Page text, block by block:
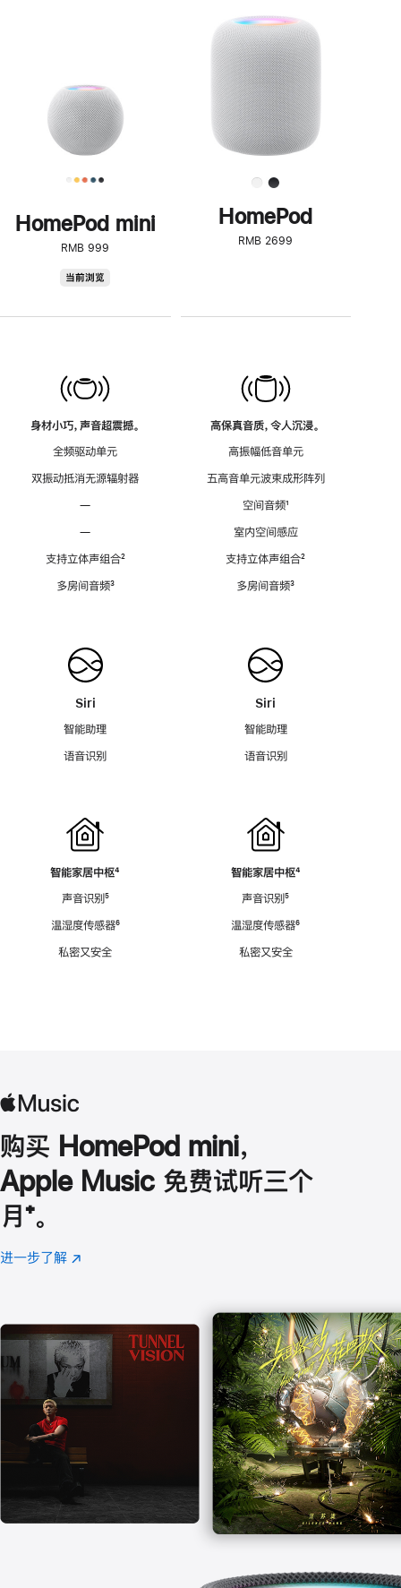
HomePod mini
RMB 999
当前浏览
身材小巧，声音超震撼。
全频驱动单元
双振动抵消无源辐射器
—
—
支持立体声组合脚
²
多房间音频脚
³
Siri
智能助理
语音识别
智能家居中枢脚
⁴
声音识别脚
⁵
温湿度传感器脚
⁶
私密又安全
步
了
解
HomePod<
HomePod
RMB 2699
高保真音质，令人沉浸。
高振幅低音单元
五高音单元波束成形阵列
空间音频脚
¹
室内空间感应
支持立体声组合脚
²
多房间音频脚
³
Siri
智能助理
语音识别
智能家居中枢脚
⁴
声音识别脚
⁵
温湿度传感器脚
⁶
私密又安全
购买 HomePod mini，
Apple Music 免费试听三个
月 脚
注
⁺。
进一步了解 Apple
(在
口
中
打
开)